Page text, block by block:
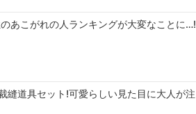
あこがれの人ランキングが大変なことに…!
縫道具セット!可愛らしい見た目に大人が注